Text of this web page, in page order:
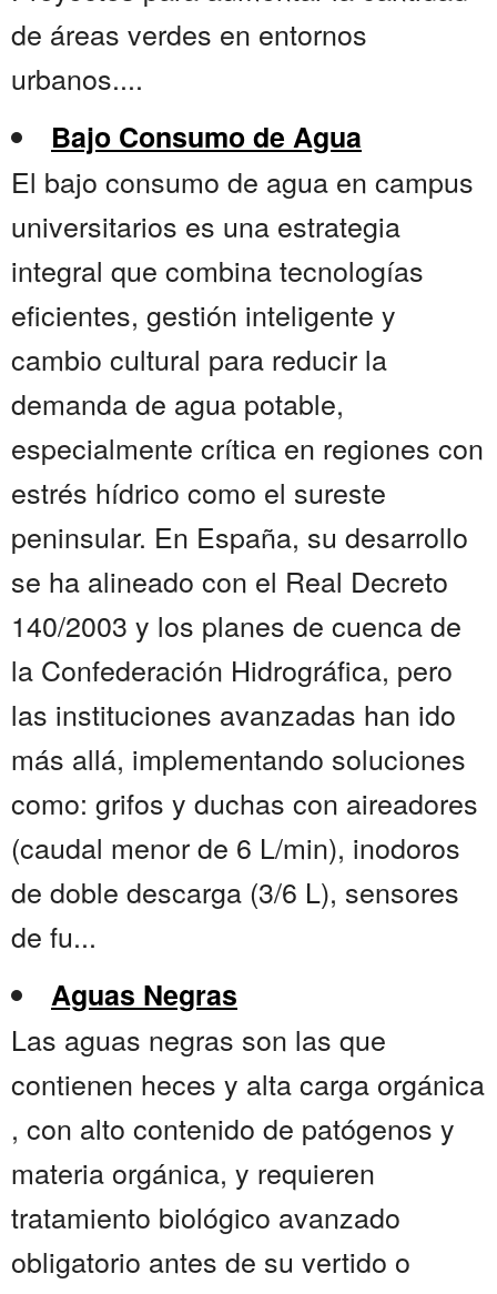
de áreas verdes en entornos
urbanos....
Bajo Consumo de Agua
El bajo consumo de agua en campus
universitarios es una estrategia
integral que combina tecnologías
eficientes, gestión inteligente y
cambio cultural para reducir la
demanda de agua potable,
especialmente crítica en regiones con
estrés hídrico como el sureste
peninsular. En España, su desarrollo
se ha alineado con el Real Decreto
140/2003 y los planes de cuenca de
la Confederación Hidrográfica, pero
las instituciones avanzadas han ido
más allá, implementando soluciones
como: grifos y duchas con aireadores
(caudal menor de 6 L/min), inodoros
de doble descarga (3/6 L), sensores
de fu...
Aguas Negras
Las aguas negras son las que
contienen heces y alta carga orgánica
, con alto contenido de patógenos y
materia orgánica, y requieren
tratamiento biológico avanzado
obligatorio antes de su vertido o